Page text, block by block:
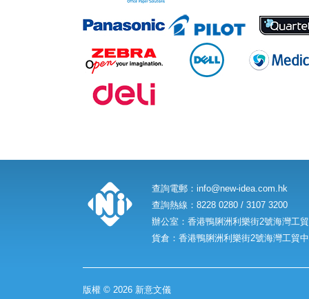
查詢電郵： info@new-idea.com.hk
查詢熱線：8228 0280 / 3107 3200
辦公室：香港鴨脷洲利樂街2號海灣工
貨倉：香港鴨脷洲利樂街2號海灣工貿
版權 © 2026 新意文儀